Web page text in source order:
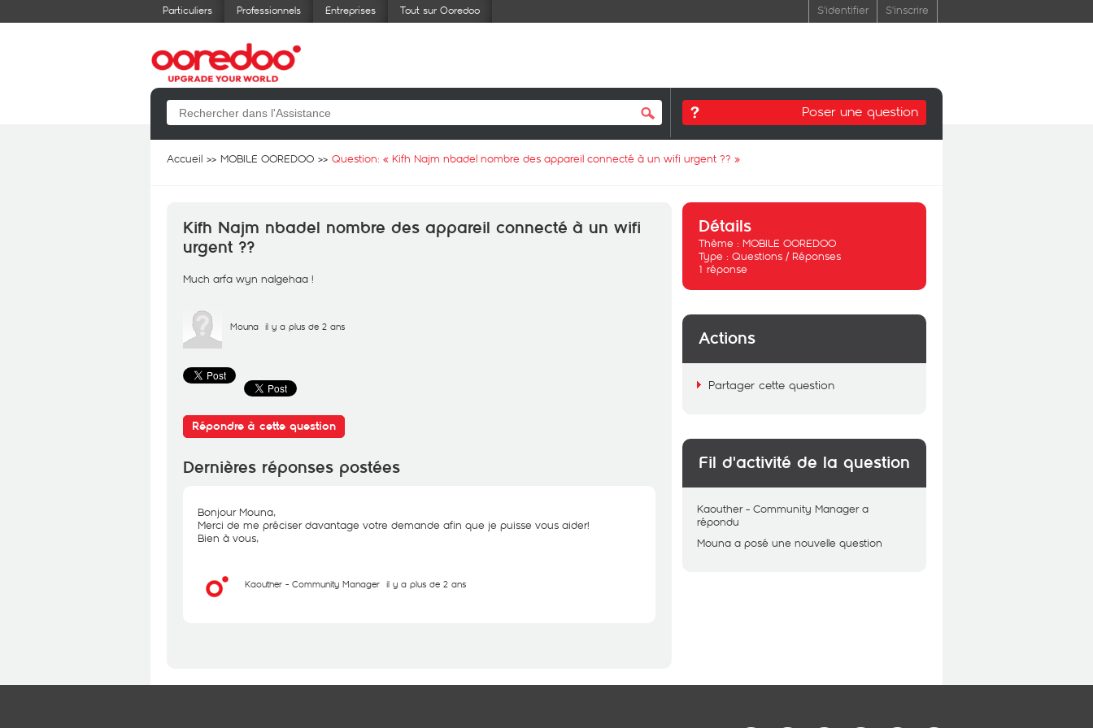
Particuliers Professionnels Entreprises Tout sur Ooredoo S'identifier S'inscrire
Poser une question
Accueil MOBILE OOREDOO Question: « Kifh Najm nbadel nombre des appareil connecté à un wifi urgent ?? »
Kifh Najm nbadel nombre des appareil connecté à un wifi
urgent ??
Much arfa wyn nalgehaa !
Mouna il y a plus de 2 ans
Répondre à cette question
Dernières réponses postées
Bonjour Mouna,
Merci de me préciser davantage votre demande afin que je puisse vous aider!
Bien à vous,
Kaouther - Community Manager il y a plus de 2 ans
Détails
Thème : MOBILE OOREDOO
Type : Questions / Réponses
1 réponse
Actions
Partager cette question
Fil d'activité de la question
Kaouther - Community Manager a
répondu
Mouna a posé une nouvelle question